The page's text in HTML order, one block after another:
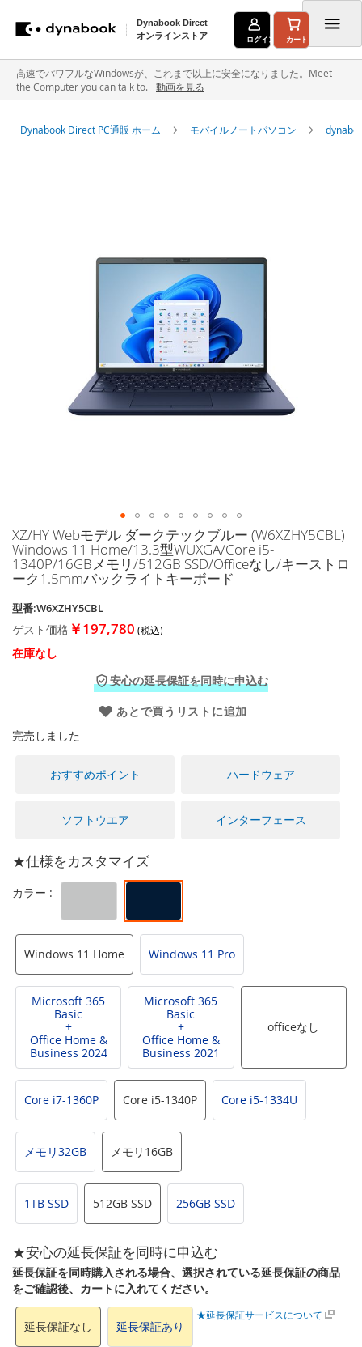
Dynabook Direct
オンラインストア
ログイン カート
高速でパワフルなWindowsが、これまで以上に安全になりました。Meet
the Computer you can talk to.
動画を見る
Dynabook Direct PC通販 ホーム モバイルノートパソコン
イ
メ
ー
ジ
ャ
ラ
リ
ー
に
移
XZ/HY Webモデル ダークテックブルー (W6XZHY5CBL)
Windows 11 Home/13.3型WUXGA/Core i5-
1340P/16GBメモリ/512GB SSD/Officeなし/キーストロ
ーク1.5mmバックライトキーボード
型番:W6XZHY5CBL
ゲスト価格 ￥197,780
在庫なし
安心の延長保証を同時に申込む
あとで買うリストに追加
完売しました
おすすめポイント ハードウェア
ソフトウエア インターフェース
★仕様をカスタマイズ
Windows 11 Home Windows 11 Pro
Microsoft 365
Basic
+
Office Home &
Business 2024
Microsoft 365
Basic
+
Office Home &
Business 2021
officeなし
Core i7-1360P Core i5-1340P Core i5-1334U
メモリ32GB メモリ16GB
1TB SSD 512GB SSD 256GB SSD
★安心の延長保証を同時に申込む
延長保証を同時購入される場合、選択されている延長保証の商品
をご確認後、カートに入れてください。
延長保証なし 延長保証あり
★延長保証サービスについて